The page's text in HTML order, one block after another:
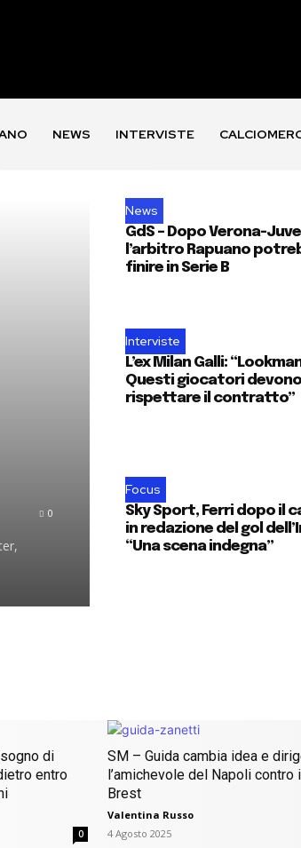
NEWS INTERVISTE
0
News
GdS – Dopo Verona-
l’arbitro Rapuano
finire in Serie B
Interviste
L’ex Milan Galli:
Questi giocatori devono
rispettare il contratto”
Focus
Sky Sport, Ferri dopo il
in redazione del gol
“Una scena indegna”
di
entro
0
SM – Guida cambia idea e
l’amichevole del Napoli contro il
Brest
Valentina Russo
4 Agosto 2025